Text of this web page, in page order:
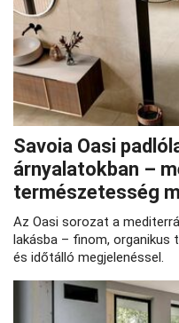
Savoia Oasi
árnyalatokban –
természetesség
Az Oasi sorozat a
lakásba – finom, organikus
és időtálló megjelenéssel.